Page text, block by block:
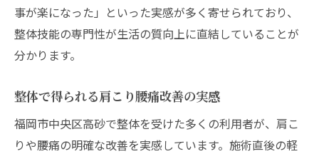
事が楽になった」といった実感が多く寄せられており、
整体技能の専門性が生活の質向上に直結していることが
分かります。
整体で得られる肩こり腰痛改善の実感
福岡市中央区高砂で整体を受けた多くの利用者が、肩こ
りや腰痛の明確な改善を実感しています。施術直後の軽